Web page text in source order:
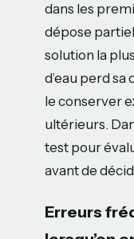
dans les
dépose
solution la
d’eau perd
le conserver
ultérieurs.
test pour
avant de
Erreurs